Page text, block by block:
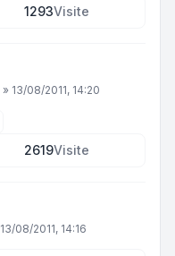
1293Visite
» 13/08/2011, 14:20
2619Visite
13/08/2011, 14:16